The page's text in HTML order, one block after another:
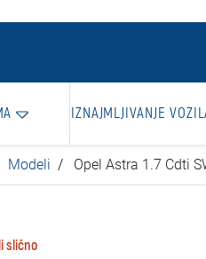
IZNAJMLJIVANJE
Modeli Opel Astra 1.7 Cdti
slično